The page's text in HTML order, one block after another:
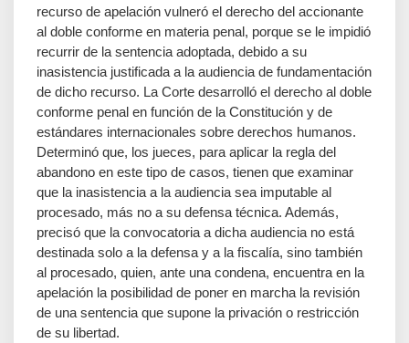
recurso de apelación vulneró el derecho del accionante
al doble conforme en materia penal, porque se le impidió
recurrir de la sentencia adoptada, debido a su
inasistencia justificada a la audiencia de fundamentación
de dicho recurso. La Corte desarrolló el derecho al doble
conforme penal en función de la Constitución y de
estándares internacionales sobre derechos humanos.
Determinó que, los jueces, para aplicar la regla del
abandono en este tipo de casos, tienen que examinar
que la inasistencia a la audiencia sea imputable al
procesado, más no a su defensa técnica. Además,
precisó que la convocatoria a dicha audiencia no está
destinada solo a la defensa y a la fiscalía, sino también
al procesado, quien, ante una condena, encuentra en la
apelación la posibilidad de poner en marcha la revisión
de una sentencia que supone la privación o restricción
de su libertad.